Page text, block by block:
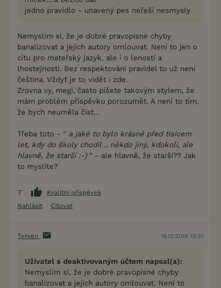
jedno pravidlo - unavený pes neřeší nesmysly
Nemyslím si, že je dobré pravopisné chyby
banalizovat a jejich autory omlouvat. Není to jen o
citu pro mateřský jazyk, ale i o lenosti a
lhostejnosti. Bez respektování pravidel to už není
čeština. Vždyť je to vidět i zde.
Zrovna vy, megi, často píšete takovým stylem, že
mám problém příspěvku porozumět. A není to tím,
že bych neuměla číst...
Třeba toto - " a jaké to bylo krásné před tisícem
let, kdy do školy chodil .. někdo jiný, kdokoli, ale
hlavně, že starší :-) " - ale hlavně, že starší?? Jak
to myslíte?
7
Kvalitní příspěvek
Nahlásit
Citovat
Terven 16.12.2018 10:51
Uživatel s deaktivovaným účtem napsal(a):
Nemyslím si, že je dobré pravopisné chyby
banalizovat a jejich autory omlouvat. Není to